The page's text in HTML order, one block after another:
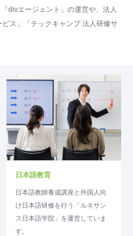
divエージェント」の運営や、法人
ス」「テックキャンプ 法人研修サ
日本語教育
日本語教師養成講座と外国人向
け日本語研修を行う「ルネサン
ス日本語学院」を運営していま
す。